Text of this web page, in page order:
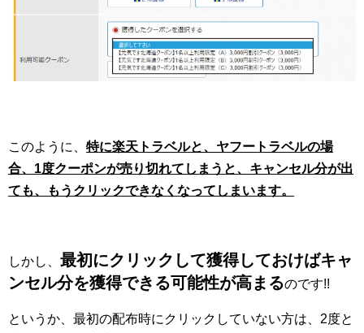
このように、 特に楽天トラベルと、ヤフートラベルの場
合、1度クーポンが売り切れてしまうと、キャンセル分が出
ても、もうクリックできなくなってしまいます。
しかし、 最初にクリックして獲得しておけばキャ
ンセル分を獲得できる可能性が高まるのです!!
というか、最初の配布時にクリックしていない方は、2度と